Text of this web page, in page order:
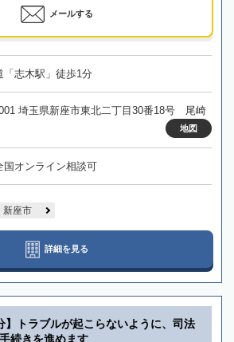
メールする
「志木駅」徒歩1分
埼玉県新座市東北二丁目30番18号 尾崎
地図
国オンライン相談可
新座市
詳細を見る
】トラブルが起こらないように、司法
続きを進めます